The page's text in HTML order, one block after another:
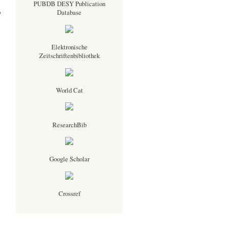
PUBDB DESY Publication
Database
Elektronische
Zeitschriftenbibliothek
World Cat
ResearchBib
Google Scholar
Crossref